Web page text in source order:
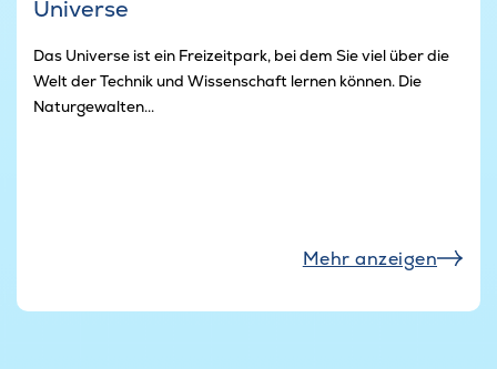
Universe
Das Universe ist ein Freizeitpark, bei dem Sie viel über die
Welt der Technik und Wissenschaft lernen können. Die
Naturgewalten...
Mehr anzeigen